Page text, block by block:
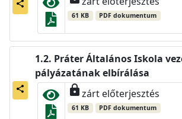
share
61 KB PDF dokumentum
share
Práter Általános Iskola
pályázatának elbírálása
lockzárt előterjesztés
61 KB PDF dokumentum